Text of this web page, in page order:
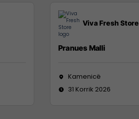
Viva Fresh Store
Pranues Malli
Kamenicë
31 Korrik 2026